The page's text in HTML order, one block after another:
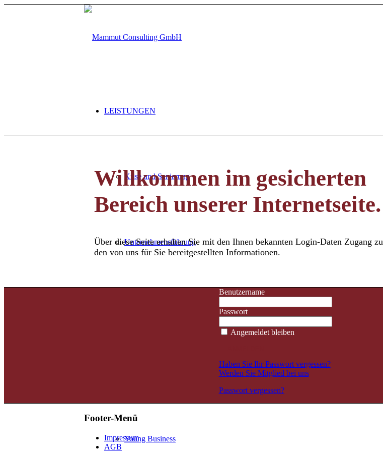
LEISTUNGEN
Krise und Sanierung
Unternehmensführung
Young Business
Willkommen im gesicherten
Bereich unserer Internetseite.
Über diese Seite erhalten Sie mit den Ihnen bekannten Login-Daten Zugang zu
den von uns für Sie bereitgestellten Informationen.
Benutzername
Passwort
Angemeldet bleiben
Haben Sie Ihr Passwort vergessen?
Werden Sie Mitglied bei uns
Passwort vergessen?
Footer-Menü
Impressum
AGB